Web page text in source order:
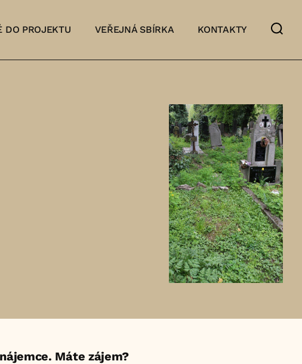
DO PROJEKTU VEŘEJNÁ SBÍRKA KONTAKTY
Máte zájem?